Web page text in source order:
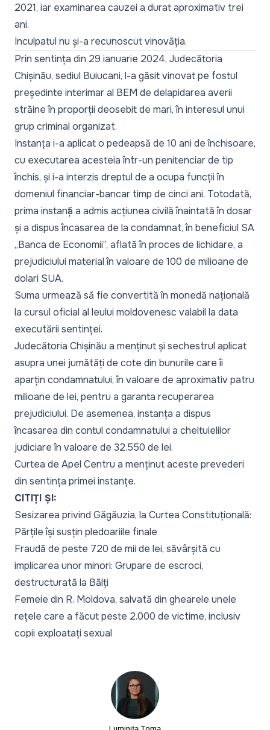
2021, iar examinarea cauzei a durat aproximativ trei
ani.
Inculpatul nu și-a recunoscut vinovăția.
Prin sentința din 29 ianuarie 2024, Judecătoria
Chișinău, sediul Buiucani, l-a găsit vinovat pe fostul
președinte interimar al BEM de delapidarea averii
străine în proporții deosebit de mari, în interesul unui
grup criminal organizat.
Instanța i-a aplicat o pedeapsă de 10 ani de închisoare,
cu executarea acesteia într-un penitenciar de tip
închis, și i-a interzis dreptul de a ocupa funcții în
domeniul financiar-bancar timp de cinci ani. Totodată,
prima instanță a admis acțiunea civilă înaintată în dosar
și a dispus încasarea de la condamnat, în beneficiul SA
„Banca de Economii”, aflată în proces de lichidare, a
prejudiciului material în valoare de 100 de milioane de
dolari SUA.
Suma urmează să fie convertită în monedă națională
la cursul oficial al leului moldovenesc valabil la data
executării sentinței.
Judecătoria Chișinău a menținut și sechestrul aplicat
asupra unei jumătăți de cote din bunurile care îi
aparțin condamnatului, în valoare de aproximativ patru
milioane de lei, pentru a garanta recuperarea
prejudiciului. De asemenea, instanța a dispus
încasarea din contul condamnatului a cheltuielilor
judiciare în valoare de 32.550 de lei.
Curtea de Apel Centru a menținut aceste prevederi
din sentința primei instanțe.
CITIȚI ȘI:
Sesizarea privind Găgăuzia, la Curtea Constituțională:
Părțile își susțin pledoariile finale
Fraudă de peste 720 de mii de lei, săvârșită cu
implicarea unor minori: Grupare de escroci,
destructurată la Bălți
Femeie din R. Moldova, salvată din ghearele unele
rețele care a făcut peste 2.000 de victime, inclusiv
copii exploatați sexual